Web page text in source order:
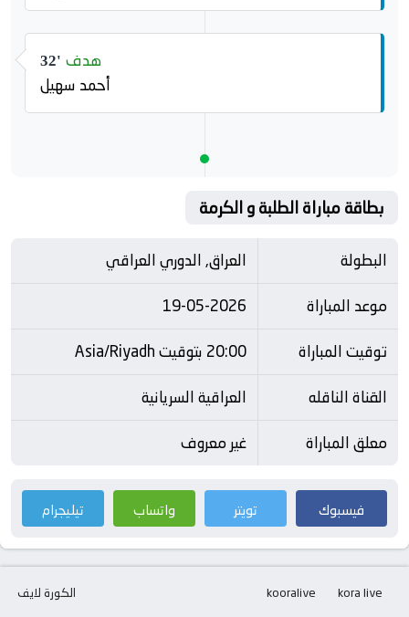
32' هدف
أحمد سهيل
بطاقة مباراة الطلبة و الكرمة
البطولة
العراق, الدوري العراقي
موعد المباراة
19-05-2026
توقيت المباراة
20:00 بتوقيت Asia/Riyadh
القناة الناقله
العراقية السريانية
معلق المباراة
غير معروف
فيسبوك تويتر واتساب تيليجرام
الكورة لايف kora live
kooralive